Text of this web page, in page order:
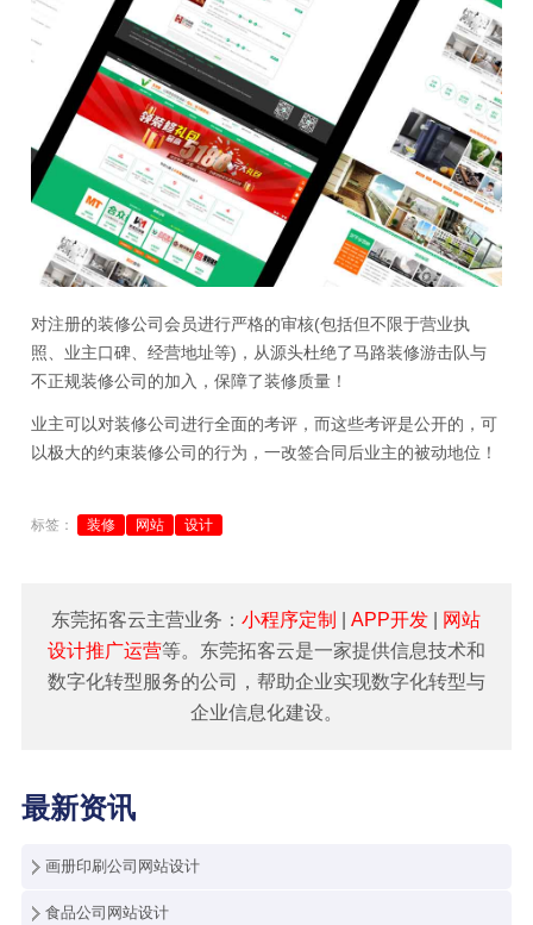
对注册的装修公司会员进行严格的审核(包括但不限于营业执
照、业主口碑、经营地址等)，从源头杜绝了马路装修游击队与
不正规装修公司的加入，保障了装修质量！
业主可以对装修公司进行全面的考评，而这些考评是公开的，可
以极大的约束装修公司的行为，一改签合同后业主的被动地位！
标签： 装修 网站 设计
东莞拓客云主营业务：小程序定制 |APP开发
网站
设计推广运营等。东莞拓客云是一家提供信息技术和
数字化转型服务的公司，帮助企业实现数字化转型与
企业信息化建设。
最新资讯
画册印刷公司网站设计
食品公司网站设计